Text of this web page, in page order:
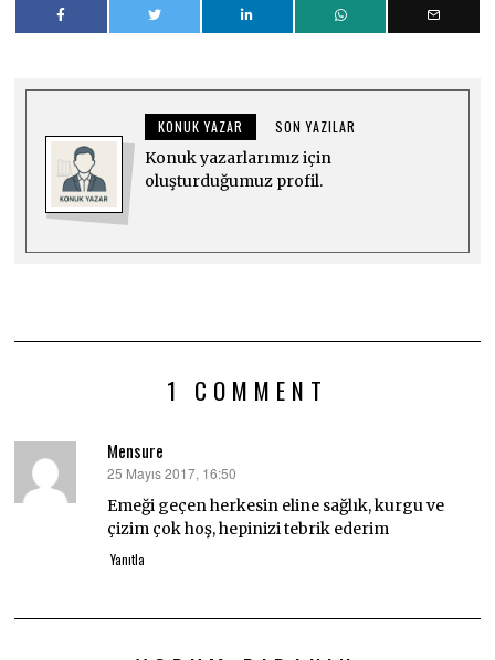
KONUK YAZAR SON YAZILAR
Konuk yazarlarımız için
oluşturduğumuz profil.
1 COMMENT
Mensure
dedi
ki:
25 Mayıs 2017, 16:50
Emeği geçen herkesin eline sağlık, kurgu ve
çizim çok hoş, hepinizi tebrik ederim
Yanıtla